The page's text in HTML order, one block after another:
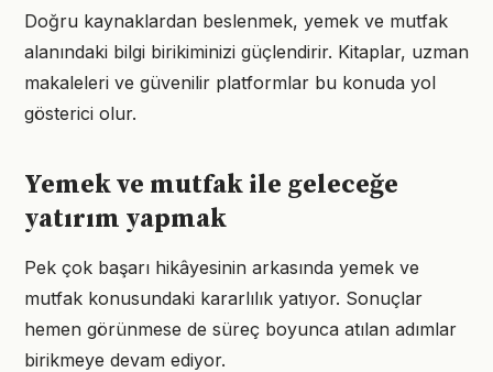
Doğru kaynaklardan beslenmek, yemek ve mutfak
alanındaki bilgi birikiminizi güçlendirir. Kitaplar, uzman
makaleleri ve güvenilir platformlar bu konuda yol
gösterici olur.
Yemek ve mutfak ile geleceğe
yatırım yapmak
Pek çok başarı hikâyesinin arkasında yemek ve
mutfak konusundaki kararlılık yatıyor. Sonuçlar
hemen görünmese de süreç boyunca atılan adımlar
birikmeye devam ediyor.